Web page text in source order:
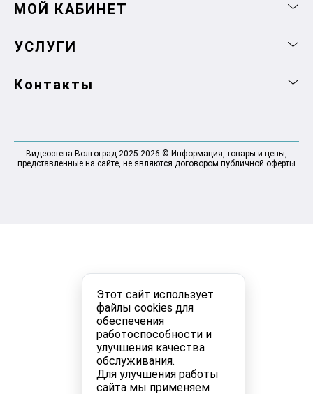
Этот сайт использует
файлы cookies для
обеспечения
работоспособности и
улучшения качества
обслуживания.
Для улучшения работы
сайта мы применяем
МОЙ КАБИНЕТ
УСЛУГИ
Контакты
Видеостена Волгоград 2025-2026 © Информация, товары и цены,
представленные на сайте, не являются договором публичной оферты